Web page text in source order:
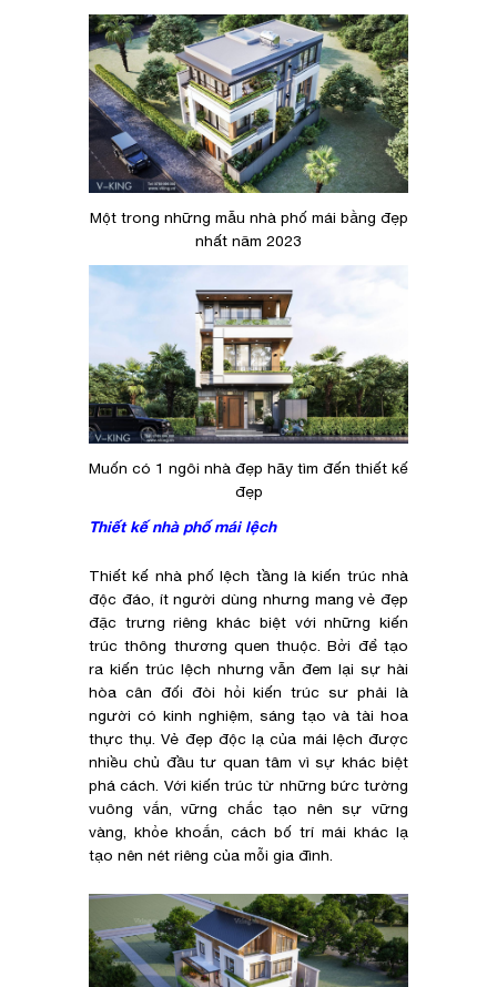
Một trong những mẫu nhà phố mái bằng đẹp
nhất năm 2023
Muốn có 1 ngôi nhà đẹp hãy tìm đến thiết kế
đẹp
Thiết kế nhà phố mái lệch
Thiết kế nhà phố lệch tầng là kiến trúc nhà
độc đáo, ít người dùng nhưng mang vẻ đẹp
đặc trưng riêng khác biệt với những kiến
trúc thông thương quen thuộc. Bởi để tạo
ra kiến trúc lệch nhưng vẫn đem lại sự hài
hòa cân đối đòi hỏi kiến trúc sư phải là
người có kinh nghiệm, sáng tạo và tài hoa
thực thụ. Vẻ đẹp độc lạ của mái lệch được
nhiều chủ đầu tư quan tâm vì sự khác biệt
phá cách. Với kiến trúc từ những bức tường
vuông vắn, vững chắc tạo nên sự vững
vàng, khỏe khoắn, cách bố trí mái khác lạ
tạo nên nét riêng của mỗi gia đình.